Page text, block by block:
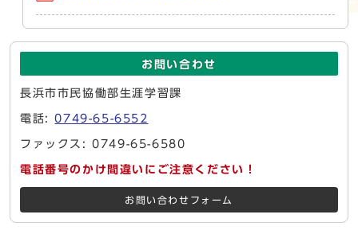
お問い合わせ
長浜市市民協働部生涯学習課
電話:0749-65-6552
ファックス: 0749-65-6580
電話番号のかけ間違いにご注意ください！
お問い合わせフォーム